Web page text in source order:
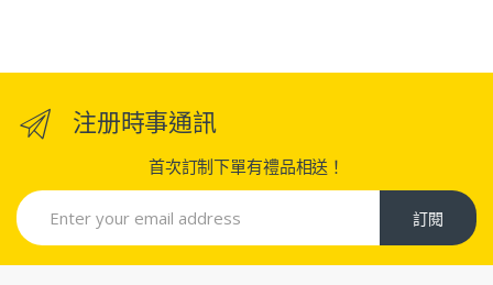
注册時事通訊
首次訂制下單有禮品相送！
訂閱